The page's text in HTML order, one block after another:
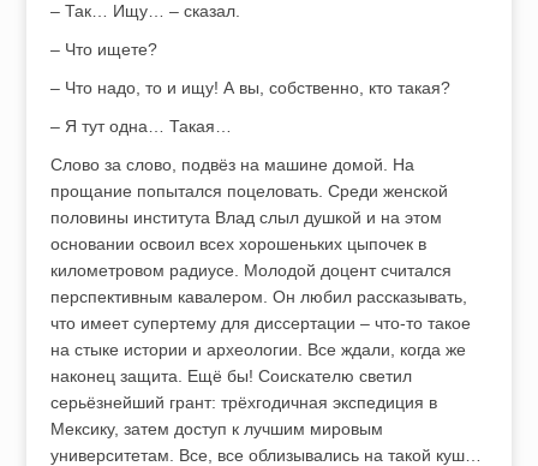
– Так… Ищу… – сказал.
– Что ищете?
– Что надо, то и ищу! А вы, собственно, кто такая?
– Я тут одна… Такая…
Слово за слово, подвёз на машине домой. На
прощание попытался поцеловать. Среди женской
половины института Влад слыл душкой и на этом
основании освоил всех хорошеньких цыпочек в
километровом радиусе. Молодой доцент считался
перспективным кавалером. Он любил рассказывать,
что имеет супертему для диссертации – что-то такое
на стыке истории и археологии. Все ждали, когда же
наконец защита. Ещё бы! Соискателю светил
серьёзнейший грант: трёхгодичная экспедиция в
Мексику, затем доступ к лучшим мировым
университетам. Все, все облизывались на такой куш…